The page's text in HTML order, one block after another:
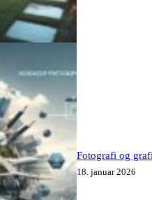
Fotografi og
18. januar 2026